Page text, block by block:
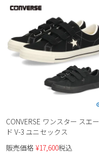
CONVERSE ワンスター スエー
ド V-3 ユニセックス
販売価格 ¥17,600税込